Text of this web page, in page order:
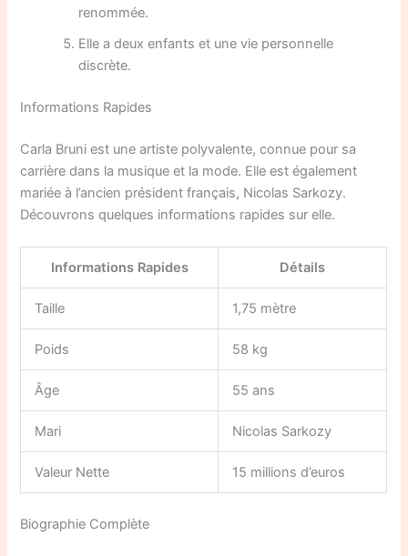
renommée.
Elle a deux enfants et une vie personnelle
discrète.
Informations Rapides
Carla Bruni est une artiste polyvalente, connue pour sa
carrière dans la musique et la mode. Elle est également
mariée à l’ancien président français, Nicolas Sarkozy.
Découvrons quelques informations rapides sur elle.
Informations Rapides Détails
Taille 1,75 mètre
Poids 58 kg
Âge 55 ans
Mari Nicolas Sarkozy
Valeur Nette 15 millions d’euros
Biographie Complète